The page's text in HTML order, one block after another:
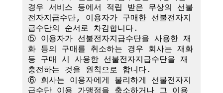
경우 서비스 등에서 적립 받은 무상의 선불
전자지급수단, 이용자가 구매한 선불전자지
급수단의 순서로 차감합니다.
⑤ 이용자가 선불전자지급수단을 사용한 재
화 등의 구매를 취소하는 경우 회사는 재화
등 구매 시 사용한 선불전자지급수단을 재
충전하는 것을 원칙으로 합니다.
⑥ 회사는 이용자에게 불리하게 선불전자지
급수단 이용 가맹점을 축소하거나 그 이용